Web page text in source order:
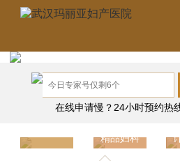
在线申请慢？24小时预约热
精品妇科